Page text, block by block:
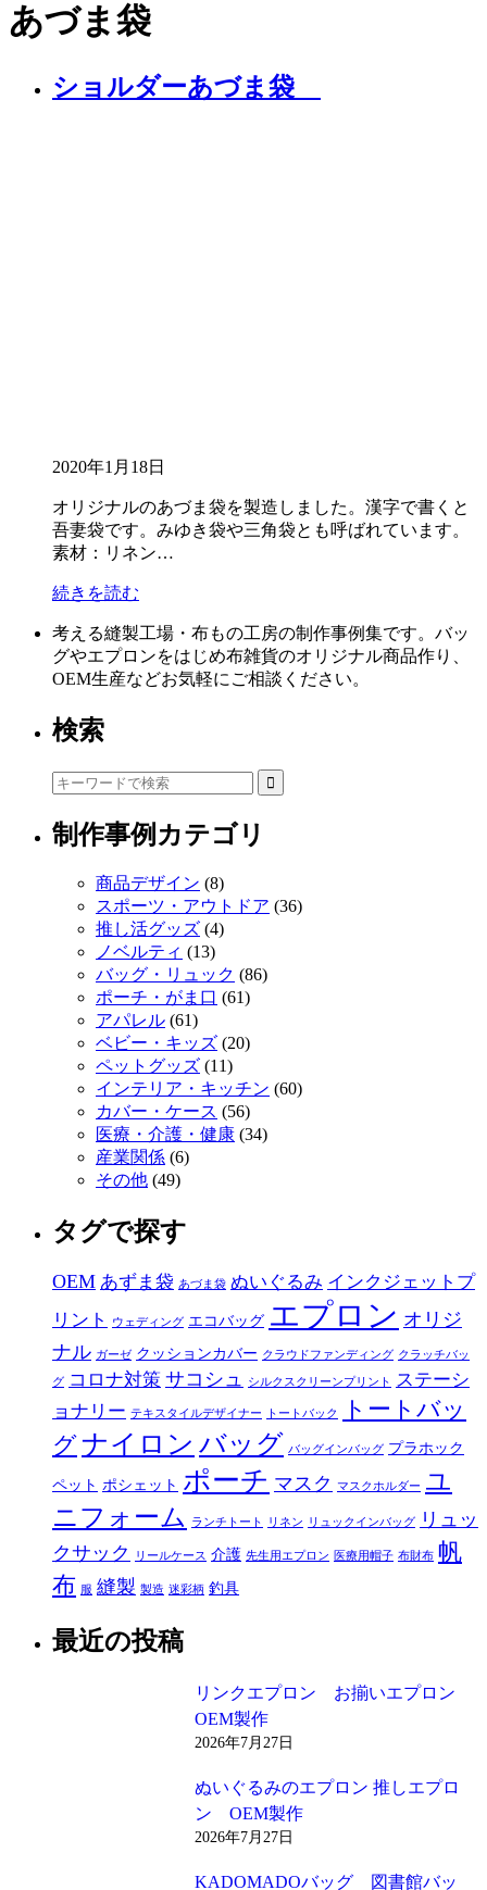
あづま袋
ショルダーあづま袋
2020年1月18日
オリジナルのあづま袋を製造しました。漢字で書くと
吾妻袋です。みゆき袋や三角袋とも呼ばれています。
素材：リネン…
続きを読む
考える縫製工場・布もの工房の制作事例集です。バッ
グやエプロンをはじめ布雑貨のオリジナル商品作り、
OEM生産などお気軽にご相談ください。
検索
制作事例カテゴリ
商品デザイン (8)
スポーツ・アウトドア (36)
推し活グッズ (4)
ノベルティ (13)
バッグ・リュック (86)
ポーチ・がま口 (61)
アパレル (61)
ベビー・キッズ (20)
ペットグッズ (11)
インテリア・キッチン (60)
カバー・ケース (56)
医療・介護・健康 (34)
産業関係 (6)
その他 (49)
タグで探す
OEM あずま袋 あづま袋 ぬいぐるみ インクジェットプ
リント
ウェディング エコバッグ エプロン オリジ
ナル ガーゼ クッションカバー クラウドファンディング クラッチバッ
グ コロナ対策 サコシュ シルクスクリーンプリント
ステーシ
ョナリー テキスタイルデザイナー トートバック
トートバッ
グナイロン バッグ バッグインバッグ プラホック
ペット ポシェット ポーチ マスク マスクホルダー ユ
ニフォーム
ランチトート リネン リュックインバッグ
リュッ
クサック
リールケース 介護 先生用エプロン 医療用帽子 布財布 帆
布 服 縫製 製造 迷彩柄 釣具
最近の投稿
リンクエプロン お揃いエプロン
OEM製作
2026年7月27日
ぬいぐるみのエプロン 推しエプロ
ン OEM製作
2026年7月27日
KADOMADOバッグ 図書館バッ